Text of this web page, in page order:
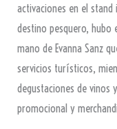
activaciones en el
destino pesquero, hubo
mano de Evanna Sanz
servicios turísticos,
degustaciones de
promocional y